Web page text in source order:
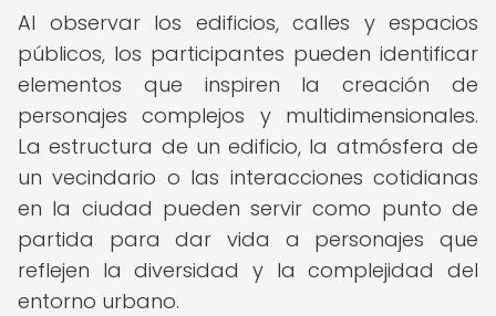
Al observar los edificios, calles y espacios
públicos, los participantes pueden identificar
elementos que inspiren la creación de
personajes complejos y multidimensionales.
La estructura de un edificio, la atmósfera de
un vecindario o las interacciones cotidianas
en la ciudad pueden servir como punto de
partida para dar vida a personajes que
reflejen la diversidad y la complejidad del
entorno urbano.